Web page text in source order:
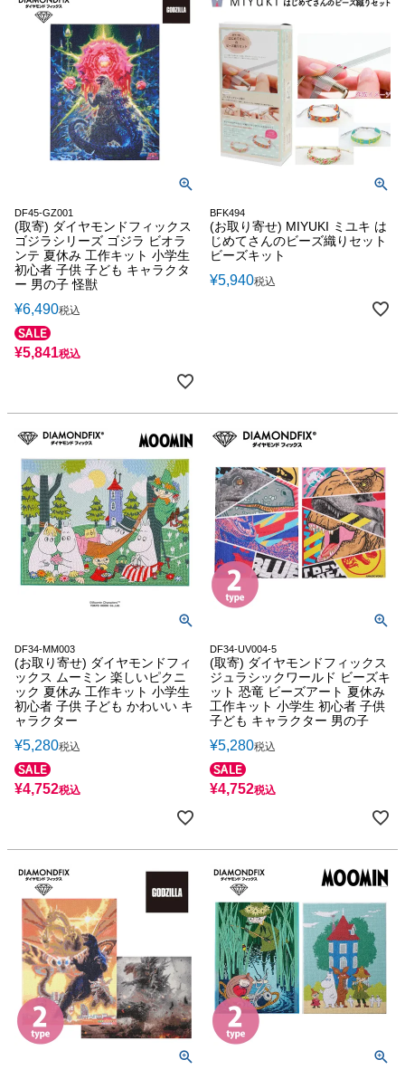
DF45-GZ001
(取寄) ダイヤモンドフィックス
ゴジラシリーズ ゴジラ ビオラ
ンテ 夏休み 工作キット 小学生
初心者 子供 子ども キャラクタ
ー 男の子 怪獣
¥6,490税込
¥5,841税込
BFK494
(お取り寄せ) MIYUKI ミユキ は
じめてさんのビーズ織りセット
ビーズキット
¥5,940税込
DF34-MM003
(お取り寄せ) ダイヤモンドフィ
ックス ムーミン 楽しいピクニ
ック 夏休み 工作キット 小学生
初心者 子供 子ども かわいい キ
ャラクター
¥5,280税込
¥4,752税込
DF34-UV004-5
(取寄) ダイヤモンドフィックス
ジュラシックワールド ビーズキ
ット 恐竜 ビーズアート 夏休み
工作キット 小学生 初心者 子供
子ども キャラクター 男の子
¥5,280税込
¥4,752税込